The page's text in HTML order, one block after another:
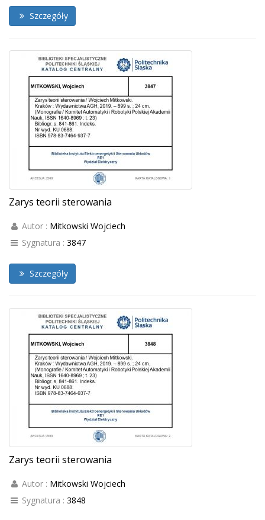
Szczegóły
Zarys teorii sterowania
Autor : Mitkowski Wojciech
Sygnatura : 3847
Szczegóły
Zarys teorii sterowania
Autor : Mitkowski Wojciech
Sygnatura : 3848